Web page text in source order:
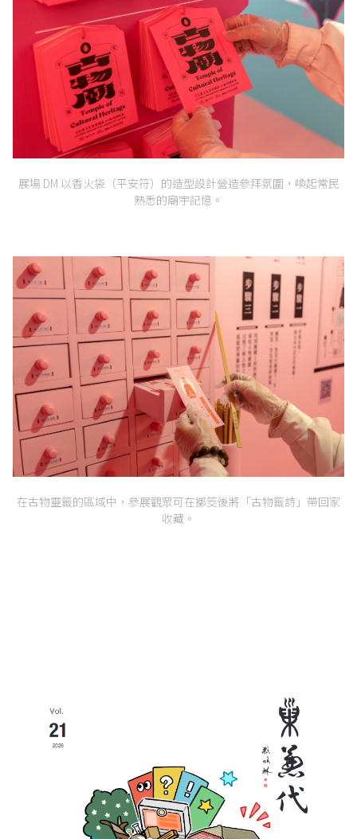
展場 DM 以香火袋（平安符）的造型設計營造參拜氛圍，喚起常民
熟悉的廟宇記憶。
在古物靈籤的區域中，參展觀眾可在擲筊後將「古物籤詩」帶回家
收藏。